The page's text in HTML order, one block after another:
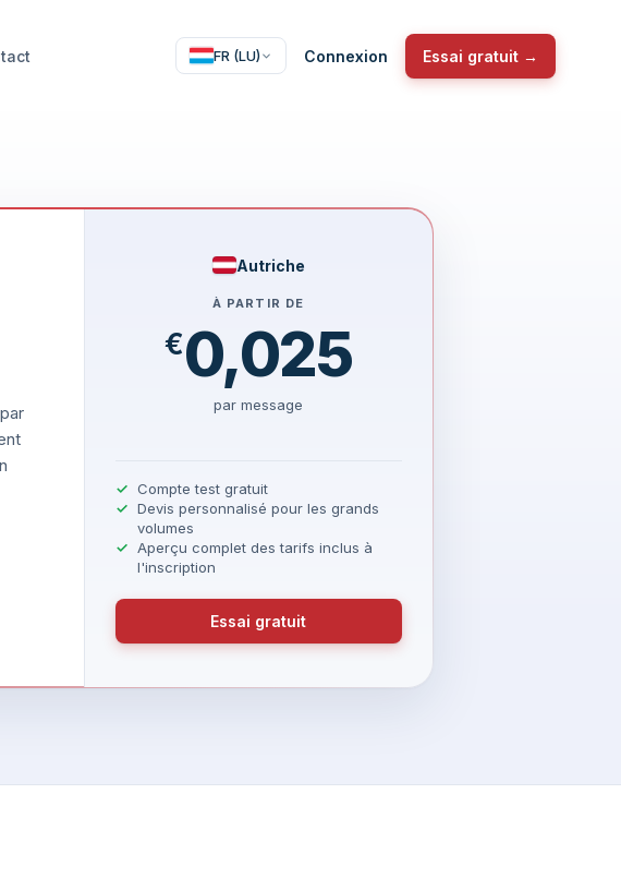
FR (LU) Connexion Essai gratuit →
Autriche
À PARTIR DE
€0,025
par message
Compte test gratuit
Devis personnalisé pour les grands
volumes
Aperçu complet des tarifs inclus à
l'inscription
Essai gratuit